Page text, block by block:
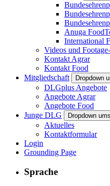
Anuga
International
Videos und
Kontakt Agrar
Kontakt Food
Mitgliedschaft
Dropdown
DLGplus Angebote
Angebote Agrar
Angebote Food
Junge DLG
Dropdown
Aktuelles
Kontaktformular
Login
Grounding Page
Sprache